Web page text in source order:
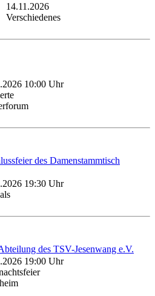
14.11.2026
Verschiedenes
10:00 Uhr
des Damenstammtisch
19:30 Uhr
des TSV-Jesenwang e.V.
19:00 Uhr